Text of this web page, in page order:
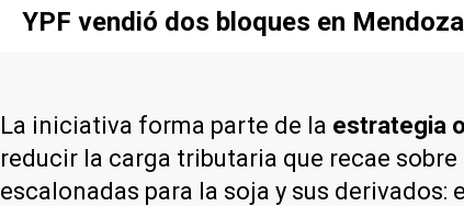
YPF vendió dos bloques en
La iniciativa forma parte de la estrategia
reducir la carga tributaria que recae
escalonadas para la soja y sus